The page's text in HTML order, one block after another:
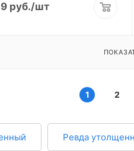
руб./шт
1 2
Ревда